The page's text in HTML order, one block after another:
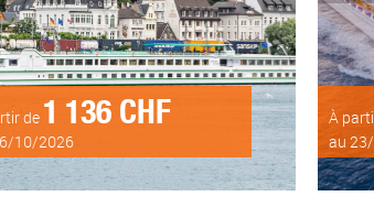
de 1 136 CHF
10/2026
À
au